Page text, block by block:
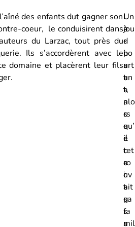
des enfants dut gagner son
coeur, le conduisirent dans
du Larzac, tout près du
Ils s’accordèrent avec le
domaine et placèrent leur fils
L
à
-
h
a
u
t
,
s
u
r
c
e
c
a
u
s
s
L
a
d
i
s
t
a
n
c
e
é
t
a
i
t
g
r
a
Un
jou
r
po
urt
an
t,
alo
rs
qu’
il
ret
ro
uv
ait
sa
fa
mil